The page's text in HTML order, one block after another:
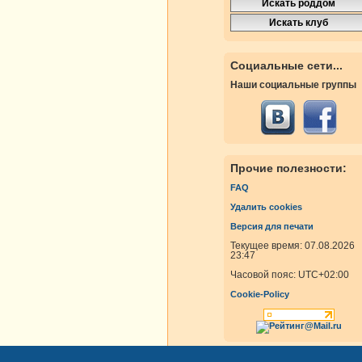
Социальные сети...
Наши социальные группы
Прочие полезности:
FAQ
Удалить cookies
Версия для печати
Текущее время: 07.08.2026
23:47
Часовой пояс: UTC+02:00
Cookie-Policy